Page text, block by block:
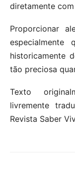
diretamente
Proporcionar
especialmente
historicamente
tão preciosa
Texto
livremente
Revista Saber